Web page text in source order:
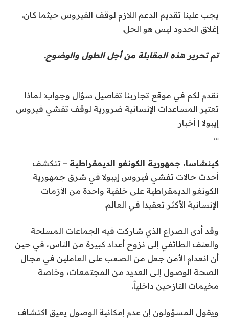
يجب علينا تقديم الدعم اللازم لوقف الفيروس حيثما كان.
إغلاق الحدود ليس هو الحل.
تم تحرير هذه المقابلة من أجل الطول والوضوح.
نقدم لكم في موقع تجاربنا تفاصيل سؤال وجواب: لماذا
تعتبر المساعدات الإنسانية ضرورية لوقف تفشي فيروس
إيبولا | أخبار
…
كينشاسا، جمهورية الكونغو الديمقراطية – تتكشف
أحدث حالات تفشي فيروس إيبولا في شرق جمهورية
الكونغو الديمقراطية على خلفية واحدة من الأزمات
الإنسانية الأكثر تعقيدا في العالم.
وقد أدى الصراع الذي شاركت فيه الجماعات المسلحة
والعنف الطائفي إلى نزوح أعداد كبيرة من الناس، في حين
أن انعدام الأمن جعل من الصعب على العاملين في مجال
الصحة الوصول إلى العديد من المجتمعات، وخاصة
مخيمات النازحين داخلياً.
ويقول المسؤولون إن عدم إمكانية الوصول يعيق اكتشاف